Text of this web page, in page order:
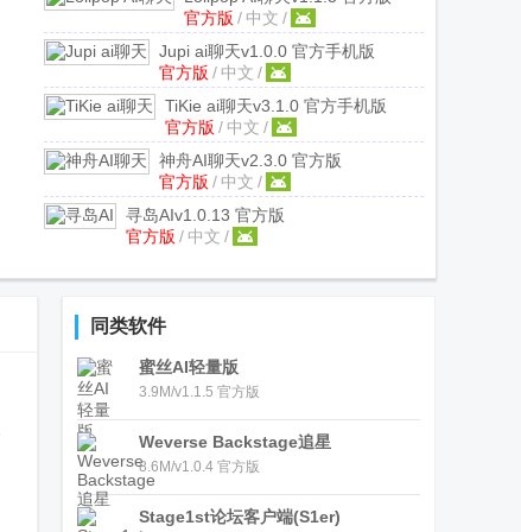
官方版 / 中文 /
Jupi ai聊天v1.0.0 官方手机版
官方版 / 中文 /
TiKie ai聊天v3.1.0 官方手机版
官方版 / 中文 /
神舟AI聊天v2.3.0 官方版
官方版 / 中文 /
寻岛AIv1.0.13 官方版
官方版 / 中文 /
同类软件
蜜丝AI轻量版
3.9M/v1.1.5 官方版
Weverse Backstage追星
8.6M/v1.0.4 官方版
Stage1st论坛客户端(S1er)